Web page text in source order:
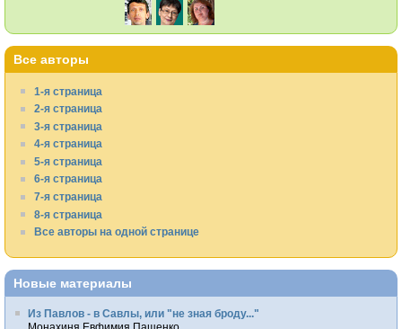
Все авторы
1-я страница
2-я страница
3-я страница
4-я страница
5-я страница
6-я страница
7-я страница
8-я страница
Все авторы на одной странице
Новые материалы
Из Павлов - в Савлы, или "не зная броду..."
Монахиня Евфимия Пащенко